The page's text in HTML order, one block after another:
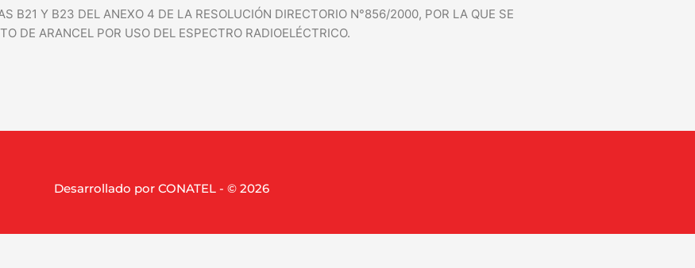
B21 Y B23 DEL ANEXO 4 DE LA RESOLUCIÓN DIRECTORIO N°856/2000, POR LA QUE SE
DE ARANCEL POR USO DEL ESPECTRO RADIOELÉCTRICO.
Desarrollado por CONATEL - © 2026